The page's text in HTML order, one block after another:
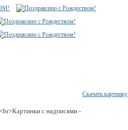
с надписями -
Скачать картинку